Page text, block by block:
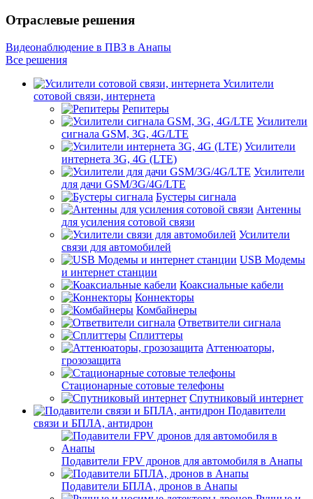
Отраслевые решения
Видеонаблюдение в ПВЗ в Анапы
Все решения
Усилители
сотовой связи, интернета
Репитеры
Усилители
сигнала GSM, 3G, 4G/LTE
Усилители
интернета 3G, 4G (LTE)
Усилители
для дачи GSM/3G/4G/LTE
Бустеры сигнала
Антенны
для усиления сотовой связи
Усилители
связи для автомобилей
USB Модемы
и интернет станции
Коаксиальные кабели
Коннекторы
Комбайнеры
Ответвители сигнала
Сплиттеры
Аттенюаторы,
грозозащита
Стационарные сотовые телефоны
Спутниковый интернет
Подавители
связи и БПЛА, антидрон
Подавители FPV дронов для автомобиля в Анапы
Подавители БПЛА, дронов в Анапы